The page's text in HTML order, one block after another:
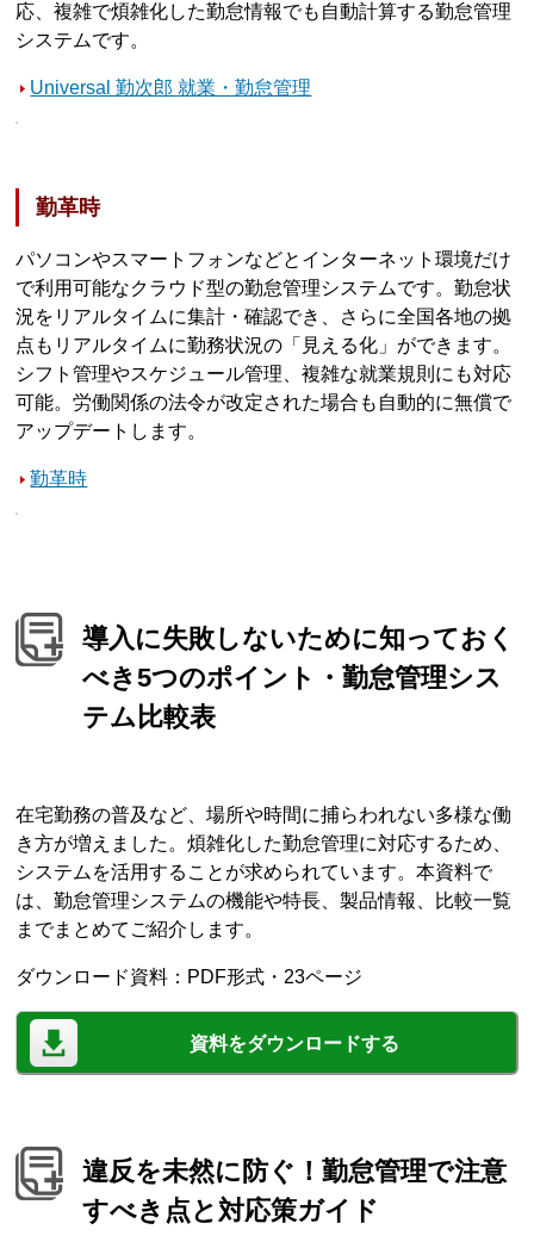
応、複雑で煩雑化した勤怠情報でも自動計算する勤怠管理
システムです。
Universal 勤次郎 就業・勤怠管理
勤革時
パソコンやスマートフォンなどとインターネット環境だけ
で利用可能なクラウド型の勤怠管理システムです。勤怠状
況をリアルタイムに集計・確認でき、さらに全国各地の拠
点もリアルタイムに勤務状況の「見える化」ができます。
シフト管理やスケジュール管理、複雑な就業規則にも対応
可能。労働関係の法令が改定された場合も自動的に無償で
アップデートします。
勤革時
導入に失敗しないために知っておく
べき5つのポイント・勤怠管理シス
テム比較表
在宅勤務の普及など、場所や時間に捕らわれない多様な働
き方が増えました。煩雑化した勤怠管理に対応するため、
システムを活用することが求められています。本資料で
は、勤怠管理システムの機能や特長、製品情報、比較一覧
までまとめてご紹介します。
ダウンロード資料：PDF形式・23ページ
資料をダウンロードする
違反を未然に防ぐ！勤怠管理で注意
すべき点と対応策ガイド